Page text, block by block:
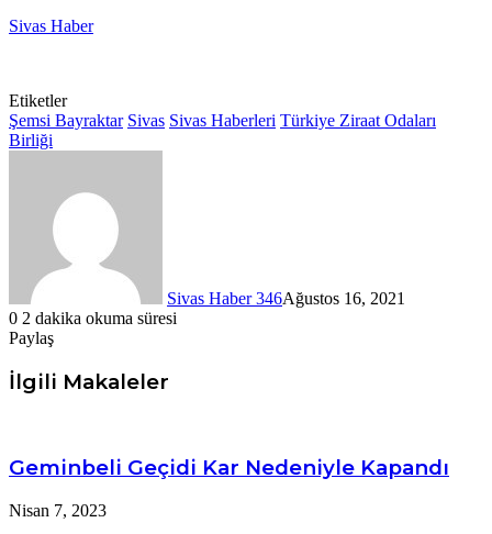
Sivas Haber
Etiketler
Şemsi Bayraktar Sivas Sivas Haberleri Türkiye Ziraat Odaları
Birliği
Sivas Haber 346Ağustos 16, 2021
0 2 dakika okuma süresi
Paylaş
Posta
ile
İlgili Makaleler
Geminbeli Geçidi Kar Nedeniyle Kapandı
Nisan 7, 2023